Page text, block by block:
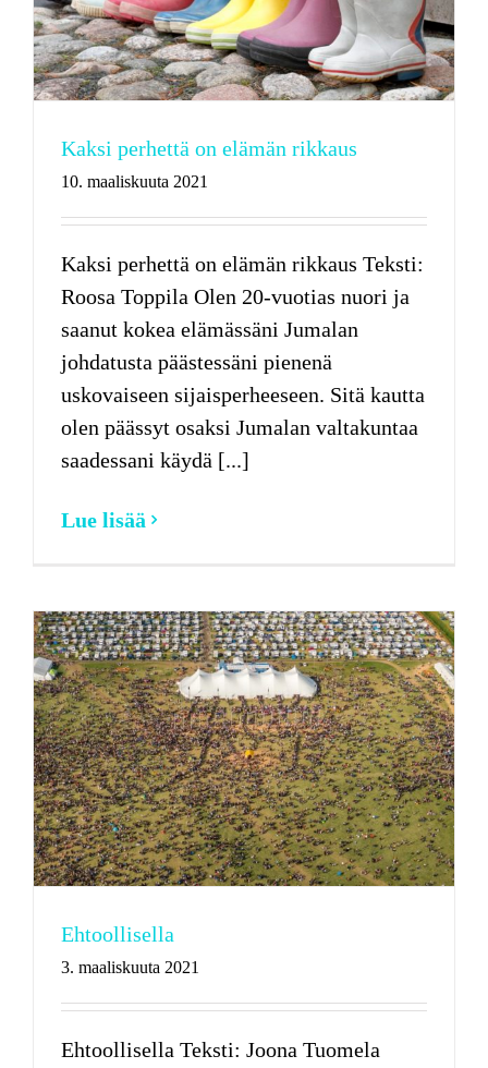
Kaksi perhettä on elämän rikkaus
10. maaliskuuta 2021
Kaksi perhettä on elämän rikkaus Teksti:
Roosa Toppila Olen 20-vuotias nuori ja
saanut kokea elämässäni Jumalan
johdatusta päästessäni pienenä
uskovaiseen sijaisperheeseen. Sitä kautta
olen päässyt osaksi Jumalan valtakuntaa
saadessani käydä [...]
Lue lisää
Ehtoollisella
3. maaliskuuta 2021
Ehtoollisella Teksti: Joona Tuomela